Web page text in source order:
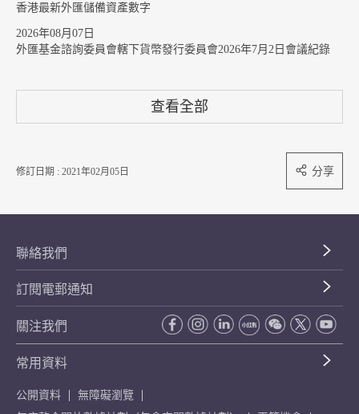
香港最新外匯儲備資產數字
2026年08月07日
外匯基金諮詢委員會轄下貨幣發行委員會2026年7月2日會議紀錄
查看全部
修訂日期 : 2021年02月05日 分享
聯絡我們
訂閱電郵通知
關注我們
常用資料
公開資料
無障礙瀏覽